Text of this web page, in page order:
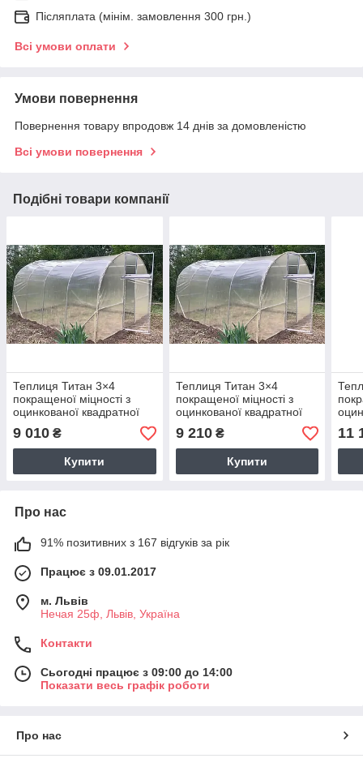
Післяплата (мінім. замовлення 300 грн.)
Всі умови оплати
Умови повернення
Повернення товару впродовж 14 днів за домовленістю
Всі умови повернення
Подібні товари компанії
Теплиця Титан 3×4
покращеної міцності з
оцинкованої квадратної
труби з плівкою 150 мкм
9 010 ₴
Купити
Теплиця Титан 3×4
покращеної міцності з
оцинкованої квадратної
труби з плівкою 200 мкм
9 210₴
Купити
11
Про нас
91% позитивних з 167 відгуків за рік
Працює з 09.01.2017
м. Львів
Нечая 25ф, Львів, Україна
Контакти
Сьогодні працює з 09:00 до 14:00
Показати весь графік роботи
Про нас